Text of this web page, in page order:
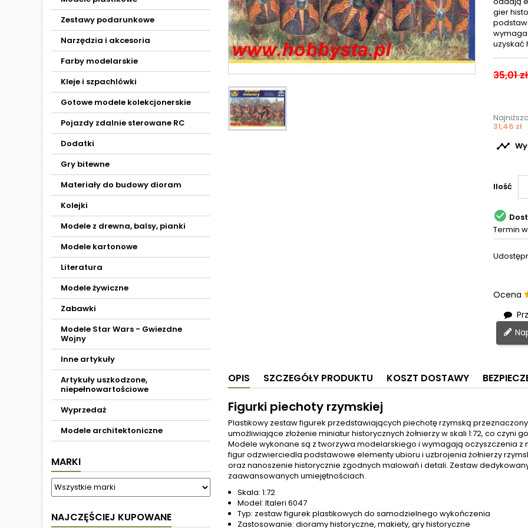
Zestawy podarunkowe
Narzędzia i akcesoria
Farby modelarskie
Kleje i szpachlówki
Gotowe modele kolekcjonerskie
Pojazdy zdalnie sterowane RC
Dodatki
Gry bitewne
Materiały do budowy dioram
Kolejki
Modele z drewna, balsy, pianki
Modele kartonowe
Literatura
Modele żywiczne
Zabawki
Modele Star Wars - Gwiezdne
Wojny
Inne artykuły
Artykuły uszkodzone,
niepełnowartościowe
Wyprzedaż
Modele architektoniczne
MARKI
NAJCZĘŚCIEJ KUPOWANE
gier
uzyskać
35,01 zł
31,46 zł

Ilość

Termin
Ocena
OPIS SZCZEGÓŁY PRODUKTU KOSZT DOSTAWY
Figurki piechoty rzymskiej
Plastikowy zestaw figurek przedstawiających piechotę rzymską
umożliwiające złożenie miniatur historycznych żołnierzy w skali 1:72, co
Modele wykonane są z tworzywa modelarskiego i wymagają oczyszczenia
figur odzwierciedla podstawowe elementy ubioru i uzbrojenia żołnierzy
oraz nanoszenie historycznie zgodnych malowań i detali. Zestaw
zaawansowanych umiejętnościach.
Skala: 1:72
Model: Italeri 6047
Typ: zestaw figurek plastikowych do samodzielnego wykończenia
Zastosowanie: dioramy historyczne, makiety, gry historyczne